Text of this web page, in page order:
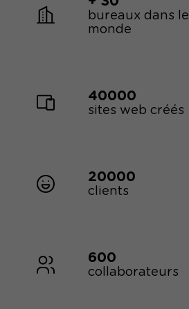
bureaux dans le
monde
40000
sites web créés
20000
clients
600
collaborateurs